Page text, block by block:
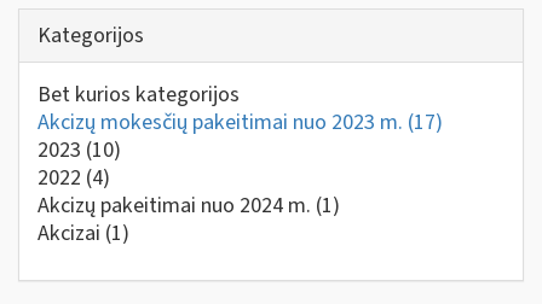
Kategorijos
Bet kurios kategorijos
Akcizų mokesčių pakeitimai nuo 2023 m. (17)
2023 (10)
2022 (4)
Akcizų pakeitimai nuo 2024 m. (1)
Akcizai (1)